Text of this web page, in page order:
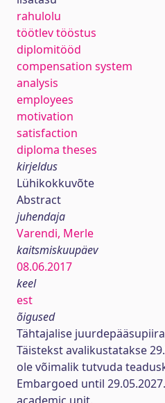
rahulolu
töötlev tööstus
diplomitööd
compensation system
analysis
employees
motivation
satisfaction
diploma theses
kirjeldus
Lühikokkuvõte
Abstract
juhendaja
Varendi, Merle
kaitsmiskuupäev
08.06.2017
keel
est
õigused
Tähtajalise
Täistekst avalikustatakse
ole võimalik tutvuda
Embargoed until